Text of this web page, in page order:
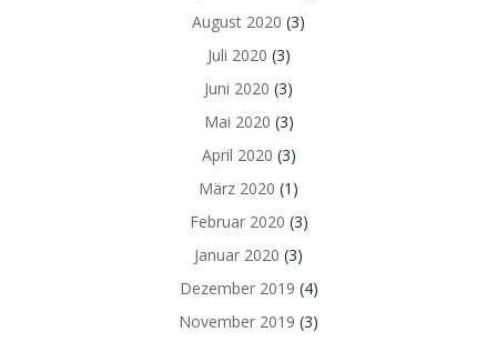
August 2020 (3)
Juli 2020 (3)
Juni 2020 (3)
Mai 2020 (3)
April 2020 (3)
März 2020 (1)
Februar 2020 (3)
Januar 2020 (3)
Dezember 2019 (4)
November 2019 (3)